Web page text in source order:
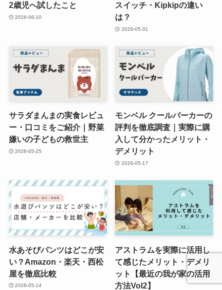
2歳児へ試したこと
2026-06-10
スイッチ・Kipkipの違い
は？
2026-05-31
サラダまんまの実食レビュ
ー・口コミをご紹介｜野菜
嫌いの子どもの救世主
2026-05-25
モンベル クールパーカーの
評判を徹底調査｜実際に購
入して分かったメリット・
デメリット
2026-05-17
水あそびパンツはどこが安
い？Amazon・楽天・西松
屋を徹底比較
2026-05-14
アストラムを実際に活用し
て感じたメリット・デメリ
ット【最近の我が家の活用
方法Vol2】